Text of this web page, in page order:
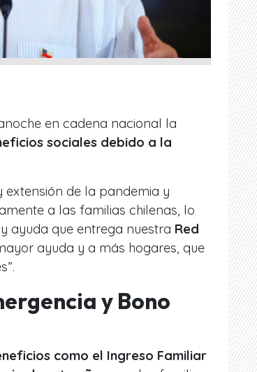
en cadena nacional la
sociales debido a la
extensión de la pandemia y
a las familias chilenas, lo
ayuda que entrega nuestra Red
ayuda y a más hogares, que
y Bono
como el Ingreso Familiar